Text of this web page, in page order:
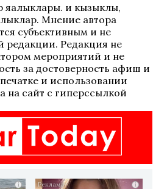
иң кызыклы,
Мнение автора
субъективным и не
редакции. Редакция не
мероприятий и не
за достоверность афиш и
и использовании
на сайт с гиперссылкой
i i